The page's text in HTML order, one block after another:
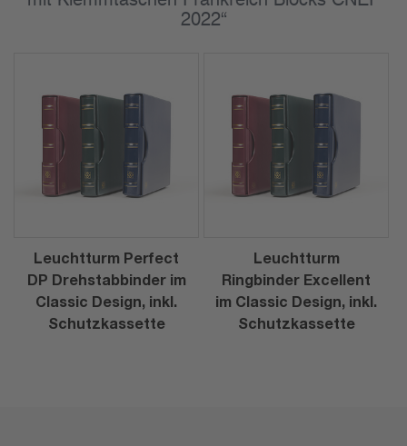
2022“
Leuchtturm Perfect
DP Drehstabbinder im
Classic Design, inkl.
Schutzkassette
Leuchtturm
Ringbinder Excellent
im Classic Design, inkl.
Schutzkassette